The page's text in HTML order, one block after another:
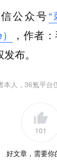
公众号
，作者
布。
人，36氪平台
101
好文章，需要你